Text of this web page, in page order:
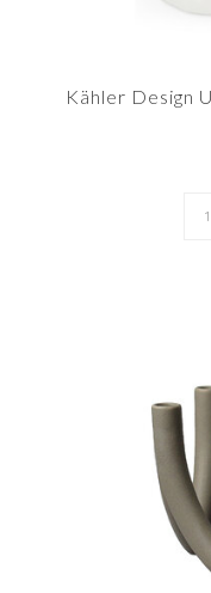
Kähler Design